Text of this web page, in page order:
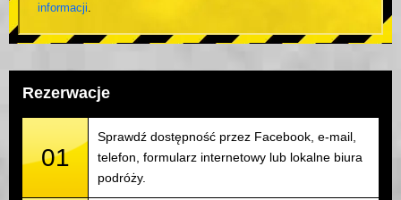
informacji.
Rezerwacje
01
Sprawdź dostępność przez Facebook, e-mail,
telefon, formularz internetowy lub lokalne biura
podróży.